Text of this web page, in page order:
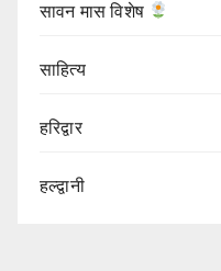
सावन मास विशेष
साहित्य
हरिद्वार
हल्द्वानी